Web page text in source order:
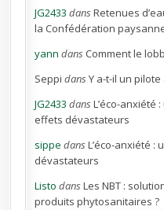
JG2433 dansRetenues
la Confédération
yann dans Comment le
Seppi dansY a-t-il un
JG2433 dansL’éco-anxiété
effets dévastateurs
sippe dansL’éco-anxiété
dévastateurs
Listo dansLes NBT :
produits phytosanitaires ?